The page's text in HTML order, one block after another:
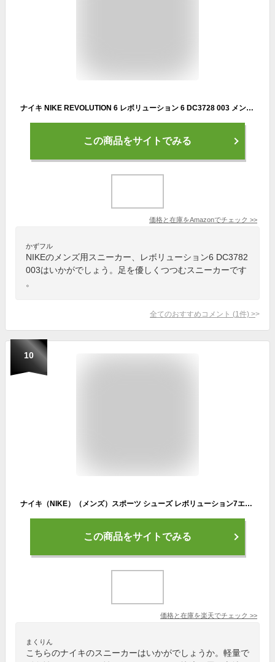
ナイキ NIKE REVOLUTION 6 レボリューション 6 DC3728 003 メンズスニーカー ランニング 紳士 男性 ジョギングブラック/ホワイト(003)25.5cm
この商品をサイトでみる
価格と在庫をAmazonでチェック >>
かずフル
NIKEのメンズ用スニーカー、レボリューション6 DC3782
003はいかがでしょう。足を優しくつつむスニーカーです
。
全てのおすすめコメント (1 件) >
10
ナイキ（NIKE）（メンズ）スポーツ シューズ レボリューション7エクストラワイド ブラック FB8501-001 スニーカー ランニング クッション性 学校 部活 通学
この商品をサイトでみる
価格と在庫を楽天でチェック >>
まくりん
こちらのナイキのスニーカーはいかがでしょうか。軽量で